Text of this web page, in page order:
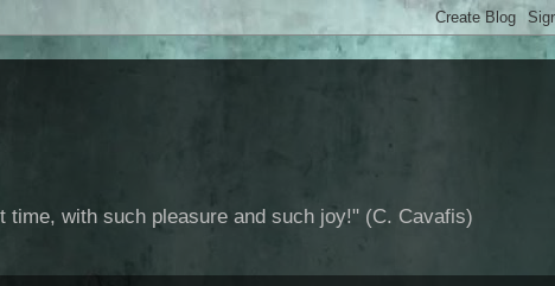
with such pleasure and such joy!" (C. Cavafis)